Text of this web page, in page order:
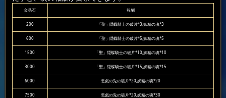
金晶石 報酬
200 「聖」隠蝶騎士の破片*3,妖精の魂*3
600 「聖」隠蝶騎士の破片*5,妖精の魂*5
1500 「聖」隠蝶騎士の破片*10,妖精の魂*10
3000 「聖」隠蝶騎士の破片*15,妖精の魂*15
6000 悪戯の兎の破片*20,妖精の魂*20
7500 悪戯の兎の破片*20,妖精の魂*30